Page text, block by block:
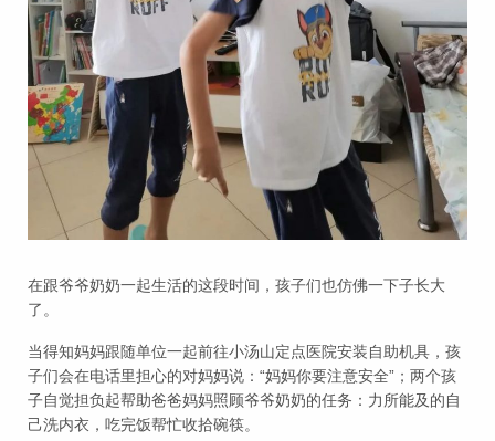
在跟爷爷奶奶一起生活的这段时间，孩子们也仿佛一下子长大
了。
当得知妈妈跟随单位一起前往小汤山定点医院安装自助机具，孩
子们会在电话里担心的对妈妈说：“妈妈你要注意安全”；两个孩
子自觉担负起帮助爸爸妈妈照顾爷爷奶奶的任务：力所能及的自
己洗内衣，吃完饭帮忙收拾碗筷。